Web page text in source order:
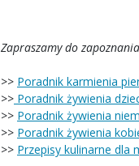
Zapraszamy do
>> Poradnik karmienia
>> Poradnik żywienia
>> Poradnik żywienia
>> Poradnik żywienia
>> Przepisy kulinarne dla